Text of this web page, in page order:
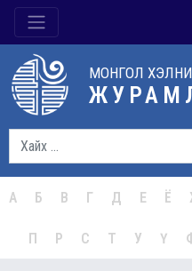
МОНГОЛ
А Б В Г Д Е Ё
П Р С Т У Ү